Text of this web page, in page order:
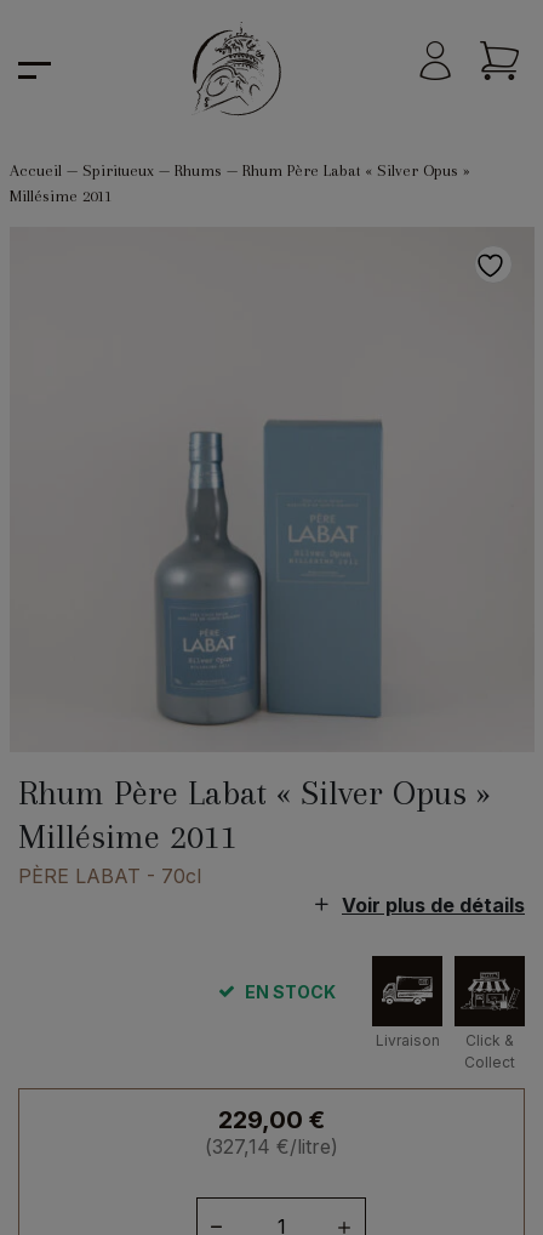
Accueil— Spiritueux— Rhums — Rhum Père Labat « Silver Opus »
Millésime 2011
Rhum Père Labat « Silver Opus »
Millésime 2011
PÈRE LABAT - 70cl
Voir plus de détails
EN STOCK
Livraison
Click &
Collect
229,00 €
(327,14 €/litre)